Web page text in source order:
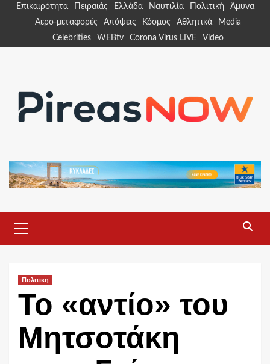
Επικαιρότητα Πειραιάς Ελλάδα Ναυτιλία Πολιτική
Άμυνα
Αερο-μεταφορές
Απόψεις Κόσμος Αθλητικά
Media
Celebrities
WEBtv Corona Virus LIVE Video
Menu
Πολιτικη
To «αντίο» του
Μητσοτάκη